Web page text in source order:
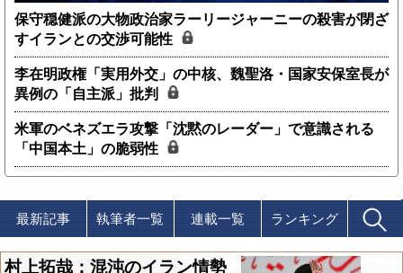
保守穏健派の大物政治家ラーリージャーニーの殺害が閉ざ
すイランとの交渉可能性
李在明政権「実用外交」の中核、魏聖洛・国家安保室長が
異例の「自主派」批判
米軍のベネズエラ攻撃「沈黙のレーダー」で意識される
「中国本土」の脆弱性
最新記事 執筆者一覧 連載一覧 ランキング
村上拓哉：混沌のイラン情勢